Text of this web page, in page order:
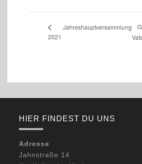
Jahreshauptversammlung
2021
HIER FINDEST DU UNS
Adresse
Jahnstraße 14